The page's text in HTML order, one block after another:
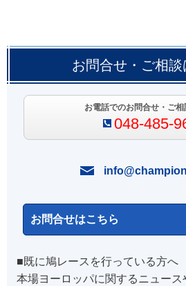
お問合せ・ご相談
お電話でのお問合せ・ご相
048-485-
お問合せはこちら
■既に鳩レースを行っている方へ
本場ヨーロッパに関するニュー